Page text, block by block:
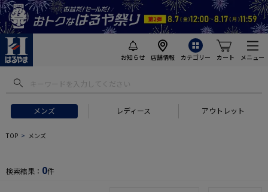
お知らせ 店舗情報 カテゴリー カート メニュー
メンズ レディース アウトレット
フトにおすすめ #セットアップ スーツ
TOP メンズ
検索結果： 0件